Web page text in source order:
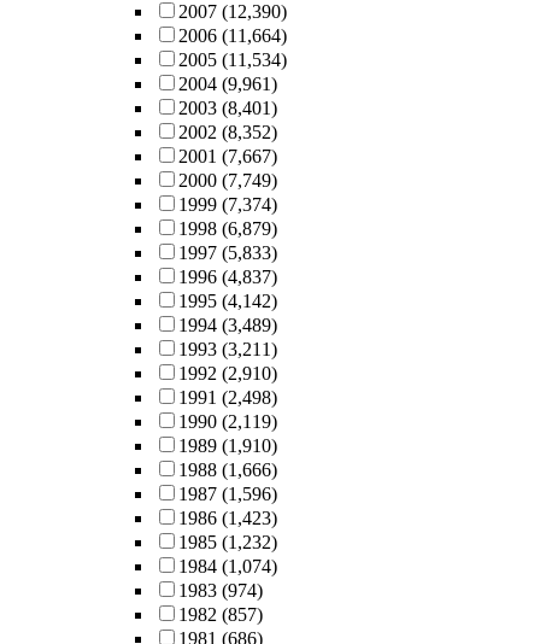
2007 (12,390)
2006 (11,664)
2005 (11,534)
2004 (9,961)
2003 (8,401)
2002 (8,352)
2001 (7,667)
2000 (7,749)
1999 (7,374)
1998 (6,879)
1997 (5,833)
1996 (4,837)
1995 (4,142)
1994 (3,489)
1993 (3,211)
1992 (2,910)
1991 (2,498)
1990 (2,119)
1989 (1,910)
1988 (1,666)
1987 (1,596)
1986 (1,423)
1985 (1,232)
1984 (1,074)
1983 (974)
1982 (857)
1981 (686)